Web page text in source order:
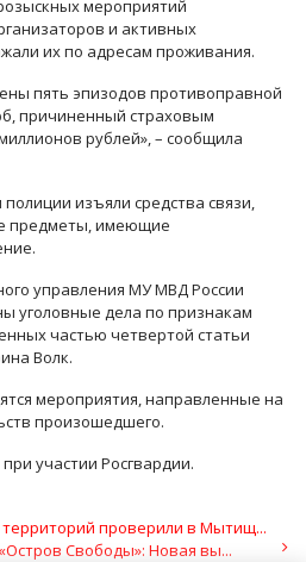
мероприятий
и активных
их по адресам проживания.
пять эпизодов противоправной
причиненный страховым
рублей», – сообщила
изъяли средства связи,
предметы, имеющие
управления МУ МВД России
уголовные дела по признакам
частью четвертой статьи
Волк.
мероприятия, направленные на
произошедшего.
участии Росгвардии.
проверили в Мытищ...
Свободы»: Новая вы...